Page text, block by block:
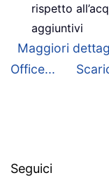
rispetto
aggiuntivi
Maggiori
Office...
Seguici